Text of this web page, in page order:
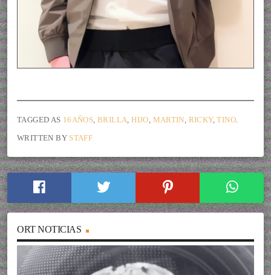
TAGGED AS 16AÑOS,BRILLA,HIJO, MARTIN, RICKY,TINO.
WRITTEN BY STAFF
ORT NOTICIAS